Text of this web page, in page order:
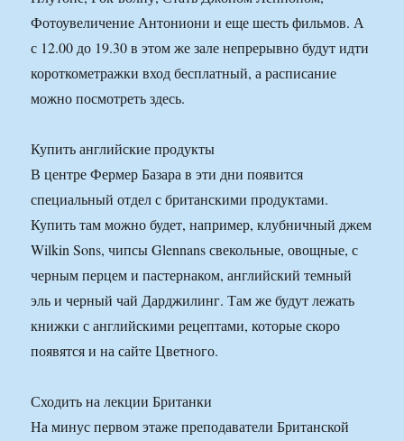
Фотоувеличение Антониони и еще шесть фильмов. А
с 12.00 до 19.30 в этом же зале непрерывно будут идти
короткометражки вход бесплатный, а расписание
можно посмотреть здесь.
Купить английские продукты
В центре Фермер Базара в эти дни появится
специальный отдел с британскими продуктами.
Купить там можно будет, например, клубничный джем
Wilkin Sons, чипсы Glennans свекольные, овощные, с
черным перцем и пастернаком, английский темный
эль и черный чай Дарджилинг. Там же будут лежать
книжки с английскими рецептами, которые скоро
появятся и на сайте Цветного.
Сходить на лекции Британки
На минус первом этаже преподаватели Британской